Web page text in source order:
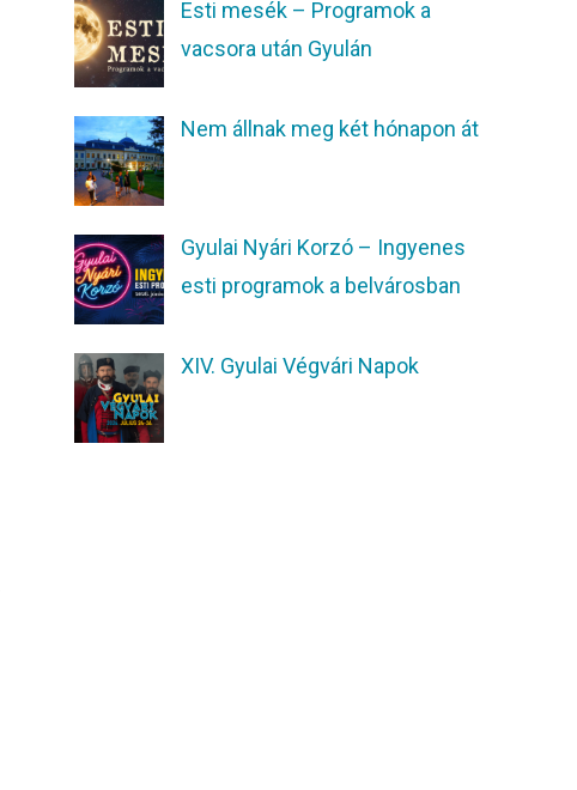
Esti mesék – Programok a
vacsora után Gyulán
Nem állnak meg két hónapon át
Gyulai Nyári Korzó – Ingyenes
esti programok a belvárosban
XIV. Gyulai Végvári Napok